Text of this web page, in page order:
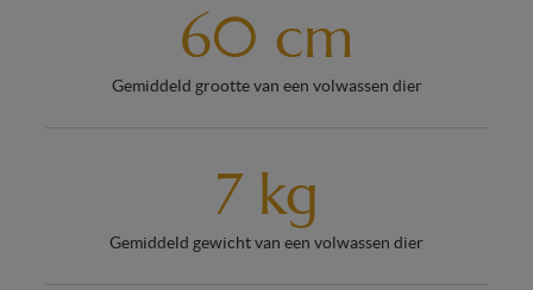
60 cm
Gemiddeld grootte van een volwassen dier
7 kg
Gemiddeld gewicht van een volwassen dier